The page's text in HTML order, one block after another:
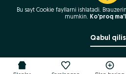
Bu sayt Cookie fayllarni ishlatadi.
mumkin. Ko'proq
Qabul